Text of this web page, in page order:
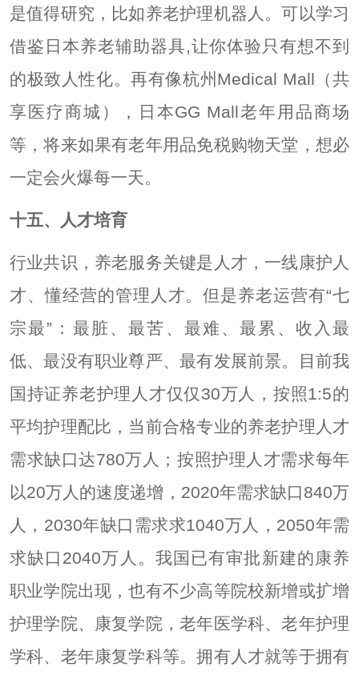
是值得研究，比如养老护理机器人。可以学习
借鉴日本养老辅助器具,让你体验只有想不到
的极致人性化。再有像杭州Medical Mall（共
享医疗商城），日本GG Mall老年用品商场
等，将来如果有老年用品免税购物天堂，想必
一定会火爆每一天。
十五、人才培育
行业共识，养老服务关键是人才，一线康护人
才、懂经营的管理人才。但是养老运营有“七
宗最”：最脏、最苦、最难、最累、收入最
低、最没有职业尊严、最有发展前景。目前我
国持证养老护理人才仅仅30万人，按照1:5的
平均护理配比，当前合格专业的养老护理人才
需求缺口达780万人；按照护理人才需求每年
以20万人的速度递增，2020年需求缺口840万
人，2030年缺口需求求1040万人，2050年需
求缺口2040万人。我国已有审批新建的康养
职业学院出现，也有不少高等院校新增或扩增
护理学院、康复学院，老年医学科、老年护理
学科、老年康复学科等。拥有人才就等于拥有